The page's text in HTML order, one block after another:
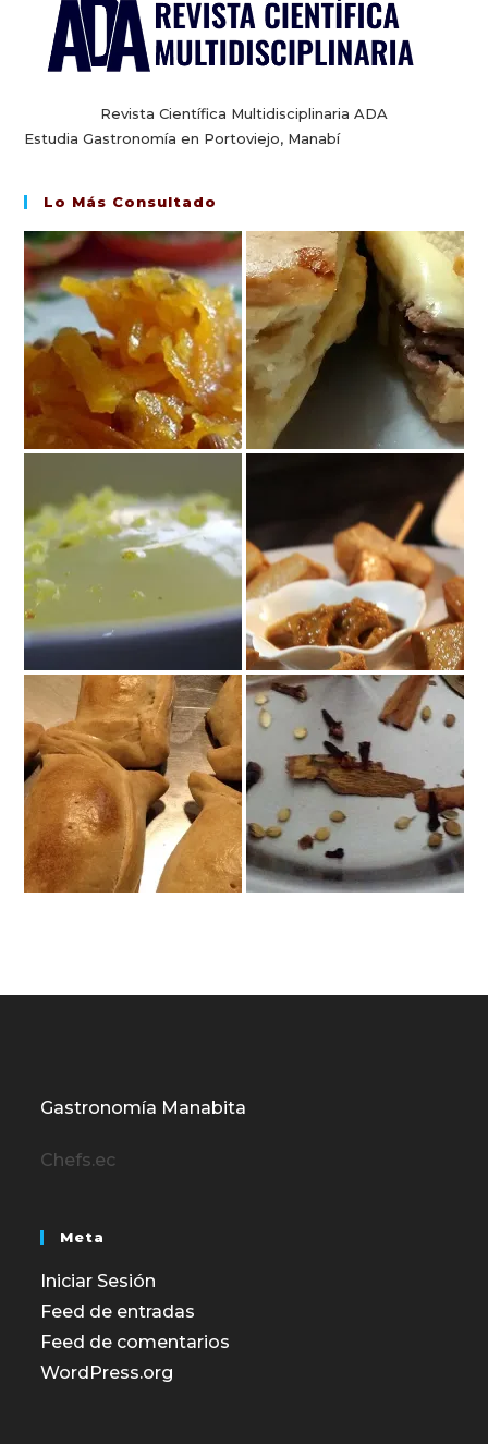
Revista Científica Multidisciplinaria ADA
Estudia Gastronomía en Portoviejo, Manabí
Lo Más Consultado
Gastronomía Manabita
Chefs.ec
Meta
Iniciar Sesión
Feed de entradas
Feed de comentarios
WordPress.org